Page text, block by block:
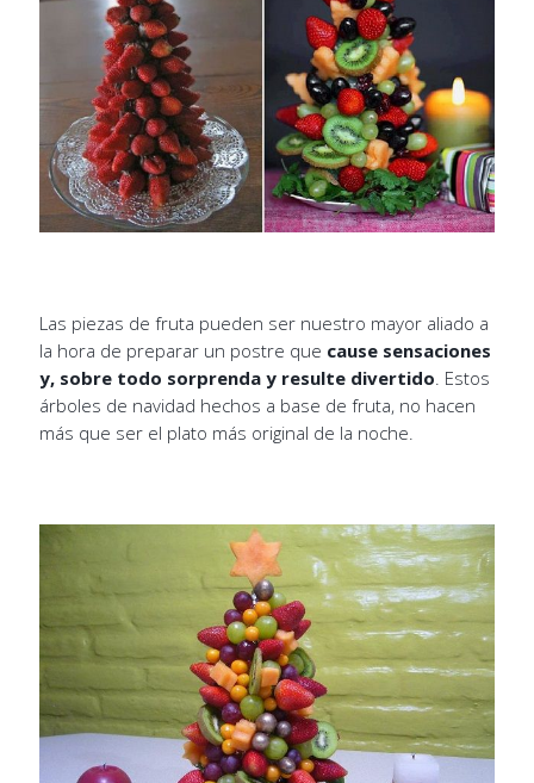
Las piezas de fruta pueden ser nuestro mayor aliado a
la hora de preparar un postre que cause sensaciones
y, sobre todo sorprenda y resulte divertido. Estos
árboles de navidad hechos a base de fruta, no hacen
más que ser el plato más original de la noche.